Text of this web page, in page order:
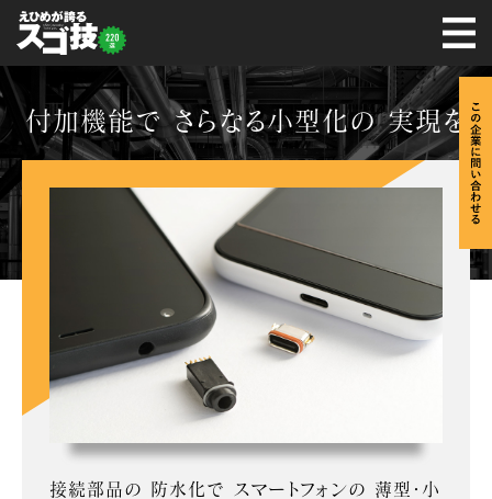
付加機能で さらなる小型化の 実現を
接続部品の 防水化で スマートフォンの 薄型・小